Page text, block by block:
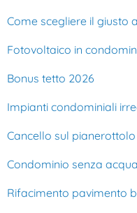
Come scegliere il giusto
Fotovoltaico in
Bonus tetto 2026
Impianti condominiali
Cancello sul
Condominio senza acqua
Rifacimento pavimento